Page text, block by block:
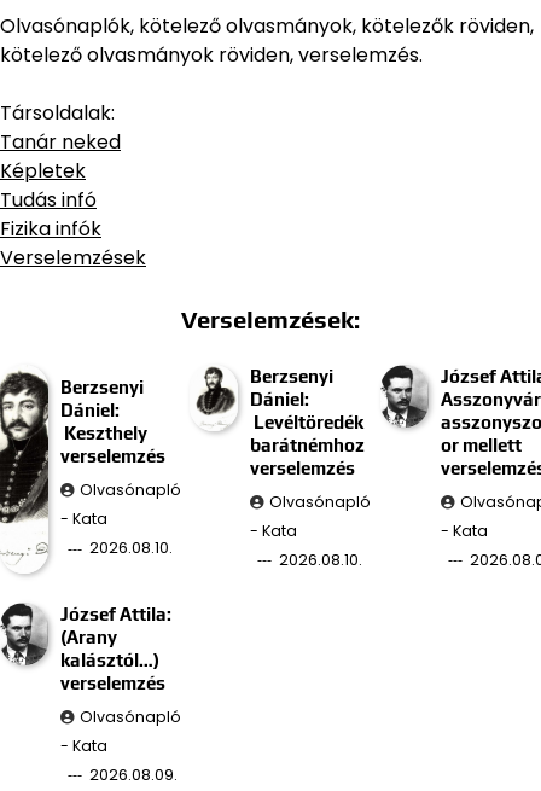
Olvasónaplók, kötelező olvasmányok, kötelezők röviden,
kötelező olvasmányok röviden, verselemzés.
Társoldalak:
Tanár neked
Képletek
Tudás infó
Fizika infók
Verselemzések
Verselemzések:
Berzsenyi
Dániel:
Keszthely
verselemzés
Olvasónapló
- Kata
2026.08.10.
Berzsenyi
Dániel:
Levéltöredék
barátnémhoz
verselemzés
Olvasónapló
- Kata
2026.08.10.
József
or mellett
- Kata
József Attila:
(Arany
kalásztól…)
verselemzés
Olvasónapló
- Kata
2026.08.09.